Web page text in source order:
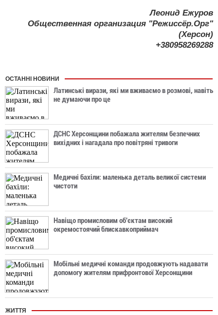
Леонид Ежуров
Общественная организация "Режиссёр.Орг"
(Херсон)
+380958269288
ОСТАННІ НОВИНИ
Латинські вирази, які ми вживаємо в розмові, навіть
не думаючи про це
ДСНС Херсонщини побажала жителям безпечних
вихідних і нагадала про повітряні тривоги
Медичні бахіли: маленька деталь великої системи
чистоти
Навіщо промисловим об'єктам високий
окремостоячий блискавкоприймач
Мобільні медичні команди продовжують надавати
допомогу жителям прифронтової Херсонщини
ЖИТТЯ